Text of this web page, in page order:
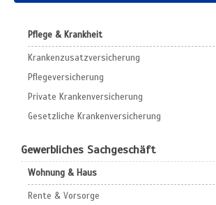
Pflege & Krankheit
Krankenzusatzversicherung
Pflegeversicherung
Private Krankenversicherung
Gesetzliche Krankenversicherung
Gewerbliches Sachgeschäft
Wohnung & Haus
Rente & Vorsorge